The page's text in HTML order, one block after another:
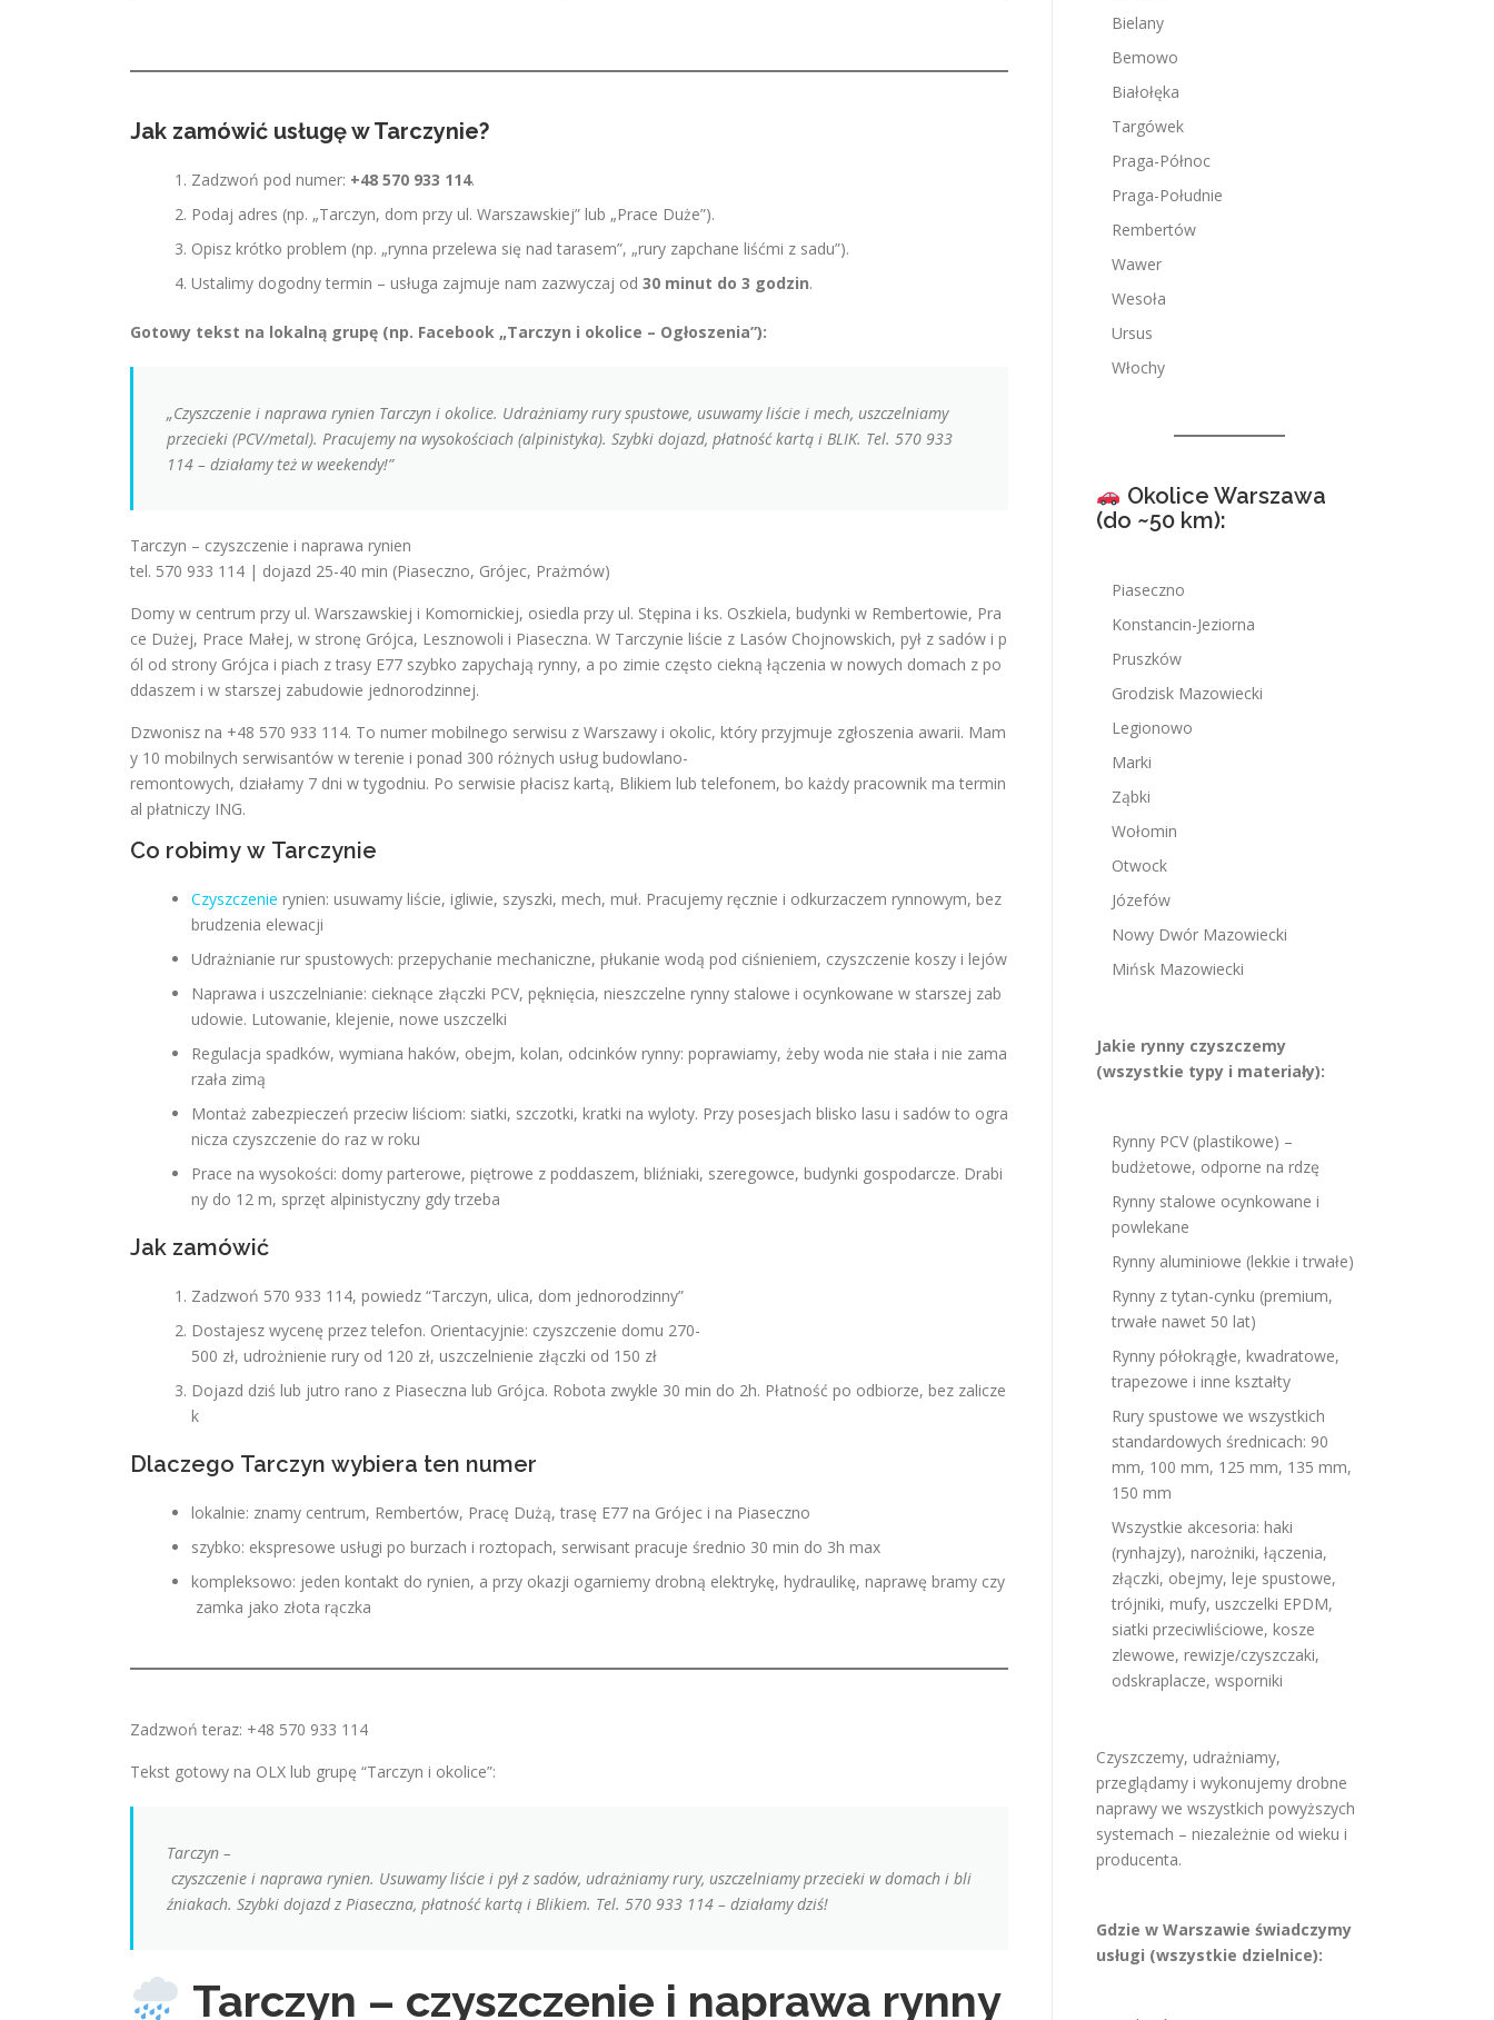
Jak zamówić usługę w Tarczynie?
Zadzwoń pod numer: +48 570 933 114.
Podaj adres (np. „Tarczyn, dom przy ul. Warszawskiej” lub „Prace Duże”).
Opisz krótko problem (np. „rynna przelewa się nad tarasem”, „rury zapchane liśćmi z sadu”).
Ustalimy dogodny termin – usługa zajmuje nam zazwyczaj od 30 minut do 3 godzin.
Gotowy tekst na lokalną grupę (np. Facebook „Tarczyn i okolice – Ogłoszenia”):
„Czyszczenie i naprawa rynien Tarczyn i okolice. Udrażniamy rury spustowe, usuwamy liście i mech, uszczelniamy
przecieki (PCV/metal). Pracujemy na wysokościach (alpinistyka). Szybki dojazd, płatność kartą i BLIK. Tel. 570 933
114 – działamy też w weekendy!”
Tarczyn – czyszczenie i naprawa rynien
tel. 570 933 114 | dojazd 25-40 min (Piaseczno, Grójec, Prażmów)
Domy w centrum przy ul. Warszawskiej i Komornickiej, osiedla przy ul. Stępina i ks. Oszkiela, budynki w Rembertowie, Pra
ce Dużej, Prace Małej, w stronę Grójca, Lesznowoli i Piaseczna. W Tarczynie liście z Lasów Chojnowskich, pył z sadów i p
ól od strony Grójca i piach z trasy E77 szybko zapychają rynny, a po zimie często ciekną łączenia w nowych domach z po
ddaszem i w starszej zabudowie jednorodzinnej.
Dzwonisz na +48 570 933 114. To numer mobilnego serwisu z Warszawy i okolic, który przyjmuje zgłoszenia awarii. Mam
y 10 mobilnych serwisantów w terenie i ponad 300 różnych usług budowlano-
remontowych, działamy 7 dni w tygodniu. Po serwisie płacisz kartą, Blikiem lub telefonem, bo każdy pracownik ma termin
al płatniczy ING.
Co robimy w Tarczynie
Czyszczenie rynien: usuwamy liście, igliwie, szyszki, mech, muł. Pracujemy ręcznie i odkurzaczem rynnowym, bez
brudzenia elewacji
Udrażnianie rur spustowych: przepychanie mechaniczne, płukanie wodą pod ciśnieniem, czyszczenie koszy i lejów
Naprawa i uszczelnianie: cieknące złączki PCV, pęknięcia, nieszczelne rynny stalowe i ocynkowane w starszej zab
udowie. Lutowanie, klejenie, nowe uszczelki
Regulacja spadków, wymiana haków, obejm, kolan, odcinków rynny: poprawiamy, żeby woda nie stała i nie zama
rzała zimą
Montaż zabezpieczeń przeciw liściom: siatki, szczotki, kratki na wyloty. Przy posesjach blisko lasu i sadów to ogra
nicza czyszczenie do raz w roku
Prace na wysokości: domy parterowe, piętrowe z poddaszem, bliźniaki, szeregowce, budynki gospodarcze. Drabi
ny do 12 m, sprzęt alpinistyczny gdy trzeba
Jak zamówić
Zadzwoń 570 933 114, powiedz “Tarczyn, ulica, dom jednorodzinny”
Dostajesz wycenę przez telefon. Orientacyjnie: czyszczenie domu 270-
500 zł, udrożnienie rury od 120 zł, uszczelnienie złączki od 150 zł
Dojazd dziś lub jutro rano z Piaseczna lub Grójca. Robota zwykle 30 min do 2h. Płatność po odbiorze, bez zalicze
k
Dlaczego Tarczyn wybiera ten numer
lokalnie: znamy centrum, Rembertów, Pracę Dużą, trasę E77 na Grójec i na Piaseczno
szybko: ekspresowe usługi po burzach i roztopach, serwisant pracuje średnio 30 min do 3h max
kompleksowo: jeden kontakt do rynien, a przy okazji ogarniemy drobną elektrykę, hydraulikę, naprawę bramy czy
zamka jako złota rączka
Zadzwoń teraz: +48 570 933 114
Tekst gotowy na OLX lub grupę “Tarczyn i okolice”:
Tarczyn –
czyszczenie i naprawa rynien. Usuwamy liście i pył z sadów, udrażniamy rury, uszczelniamy przecieki w domach i bli
źniakach. Szybki dojazd z Piaseczna, płatność kartą i Blikiem. Tel. 570 933 114 – działamy dziś!
Tarczyn – czyszczenie i naprawa rynny
Bielany
Bemowo
Białołęka
Targówek
Praga-Północ
Praga-Południe
Rembertów
Wawer
Wesoła
Ursus
Włochy
Okolice Warszawa
(do ~50 km):
Piaseczno
Konstancin-Jeziorna
Pruszków
Grodzisk Mazowiecki
Legionowo
Marki
Ząbki
Wołomin
Otwock
Józefów
Nowy Dwór Mazowiecki
Mińsk Mazowiecki
Jakie rynny czyszczemy
(wszystkie typy i materiały):
Rynny PCV (plastikowe) –
budżetowe, odporne na rdzę
Rynny stalowe ocynkowane i
powlekane
Rynny aluminiowe (lekkie i trwałe)
Rynny z tytan-cynku (premium,
trwałe nawet 50 lat)
Rynny półokrągłe, kwadratowe,
trapezowe i inne kształty
Rury spustowe we wszystkich
standardowych średnicach: 90
mm, 100 mm, 125 mm, 135 mm,
150 mm
Wszystkie akcesoria: haki
(rynhajzy), narożniki, łączenia,
złączki, obejmy, leje spustowe,
trójniki, mufy, uszczelki EPDM,
siatki przeciwliściowe, kosze
zlewowe, rewizje/czyszczaki,
odskraplacze, wsporniki
Czyszczemy, udrażniamy,
przeglądamy i wykonujemy drobne
naprawy we wszystkich powyższych
systemach – niezależnie od wieku i
producenta.
Gdzie w Warszawie świadczymy
usługi (wszystkie dzielnice):